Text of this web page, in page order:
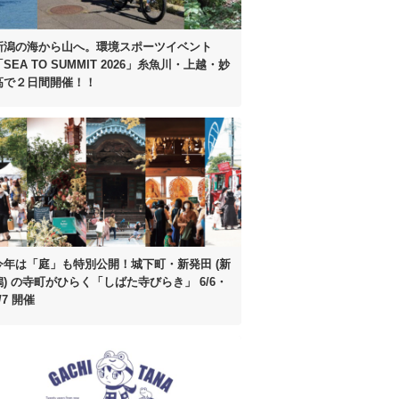
潟の海から山へ。 環境スポーツイベント
SEA TO SUMMIT 2026」 糸魚川・上越・妙
で２日間開催！！
年は「庭」も特別公開！ 城下町・新発田 (新
) の寺町がひらく
「しばた寺びらき」 6/6・
開催